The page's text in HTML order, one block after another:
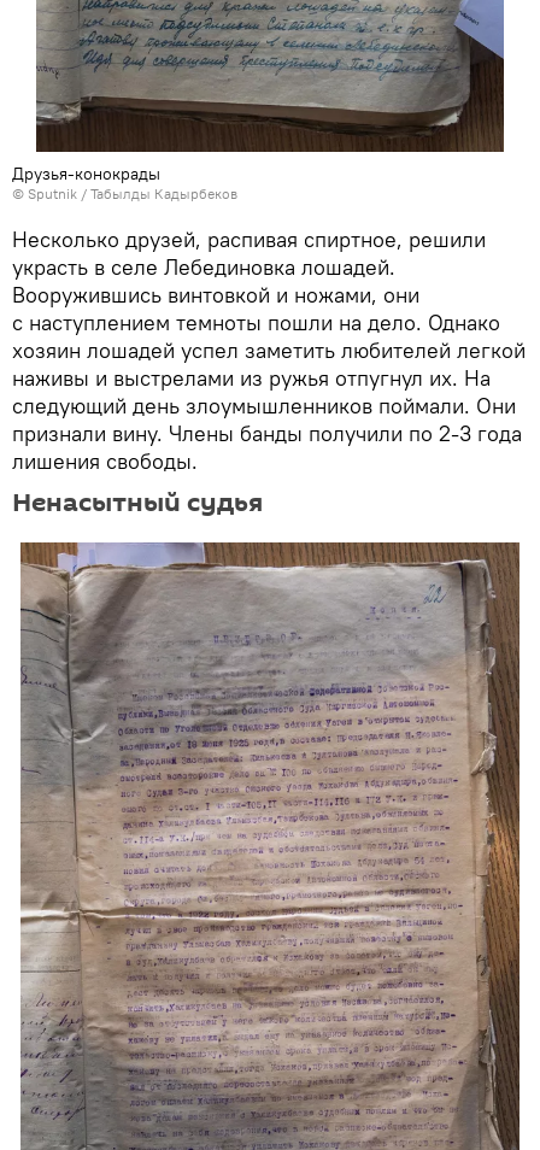
Друзья-конокрады
© Sputnik / Табылды Кадырбеков
Несколько друзей, распивая спиртное, решили
украсть в селе Лебединовка лошадей.
Вооружившись винтовкой и ножами, они
с наступлением темноты пошли на дело. Однако
хозяин лошадей успел заметить любителей легкой
наживы и выстрелами из ружья отпугнул их. На
следующий день злоумышленников поймали. Они
признали вину. Члены банды получили по 2-3 года
лишения свободы.
Ненасытный судья